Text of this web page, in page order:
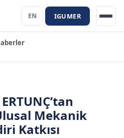
EN IGUMER
Mekanik
Katkısı